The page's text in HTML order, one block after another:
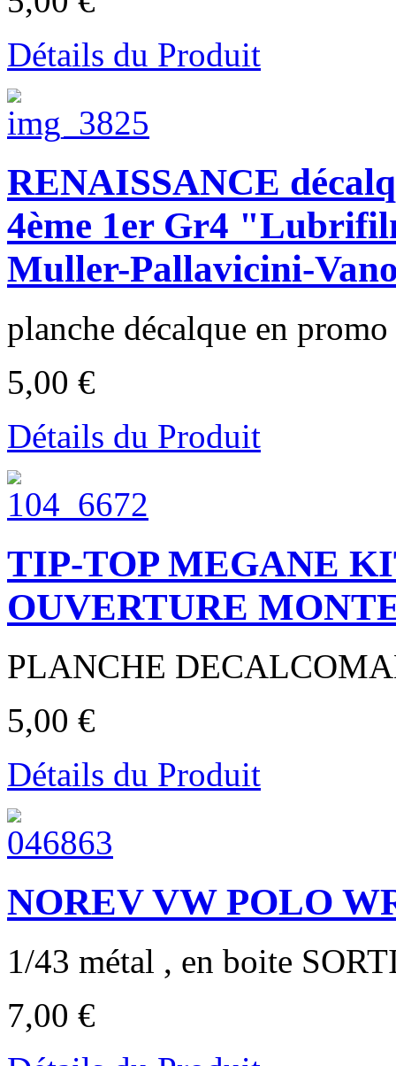
Détails du Produit
RENAISSANCE
4ème 1er Gr4
Muller-Pallavicini-
planche décalque en
5,00 €
Détails du Produit
TIP-TOP MEGANE
OUVERTURE
PLANCHE
5,00 €
Détails du Produit
NOREV VW POLO
1/43 métal , en boite
7,00 €